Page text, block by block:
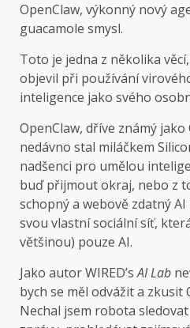
OpenClaw, výkonný nový
guacamole smysl.
Toto je jedna z několika
objevil při používání
inteligence jako svého
OpenClaw, dříve známý
nedávno stal miláčkem
nadšenci pro umělou
buď přijmout okraj, nebo z
schopný a webově zdatný
svou vlastní sociální síť,
většinou) pouze AI.
Jako autor WIRED’sAI Lab
bych se měl odvážit a zkusit
Nechal jsem robota